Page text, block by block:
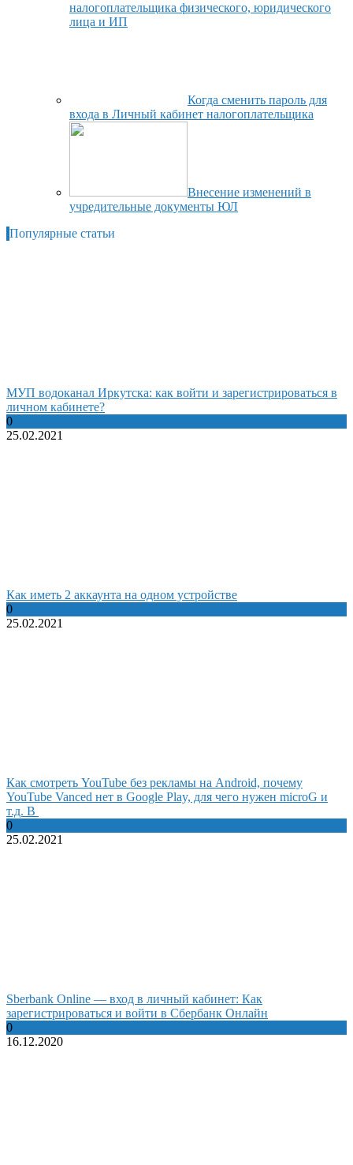
налогоплательщика физического, юридического
лица и ИП
Когда сменить пароль для
входа в Личный кабинет налогоплательщика
Внесение изменений в
учредительные документы ЮЛ
Популярные статьи
МУП водоканал Иркутска: как войти и зарегистрироваться в
личном кабинете?
0
25.02.2021
Как иметь 2 аккаунта на одном устройстве
0
25.02.2021
Как смотреть YouTube без рекламы на Android, почему
YouTube Vanced нет в Google Play, для чего нужен microG и
т.д. В
0
25.02.2021
Sberbank Online — вход в личный кабинет: Как
зарегистрироваться и войти в Сбербанк Онлайн
0
16.12.2020